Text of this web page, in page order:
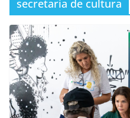
secretaria de cultura